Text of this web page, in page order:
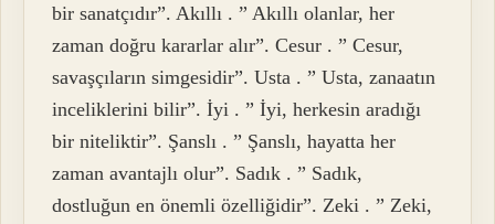
bir sanatçıdır”. Akıllı . ” Akıllı olanlar, her
zaman doğru kararlar alır”. Cesur . ” Cesur,
savaşçıların simgesidir”. Usta . ” Usta, zanaatın
inceliklerini bilir”. İyi . ” İyi, herkesin aradığı
bir niteliktir”. Şanslı . ” Şanslı, hayatta her
zaman avantajlı olur”. Sadık . ” Sadık,
dostluğun en önemli özelliğidir”. Zeki . ” Zeki,